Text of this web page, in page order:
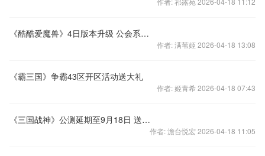
《酷酷爱魔兽》4日版本升级 公会系统等你来战
作者: 满苇姬 2026-04-18 13:08
《霸三国》争霸43区开区活动送大礼
作者: 姬青希 2026-04-18 07:43
《三国战神》公测延期至9月18日 送小米4诚意致歉
作者: 澹台悦宏 2026-04-18 11:05